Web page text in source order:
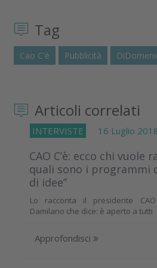
Tag
Cao C'è Pubblicità
Articoli correlati
INTERVISTE 16 Luglio
CAO C’è: ecco chi vuole
quali sono i programmi
di idee”
Lo racconta il presidente
Damilano che dice: è aperto a tutti
Approfondisci